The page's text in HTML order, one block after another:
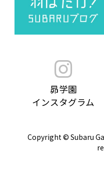
昴学園
インスタグラム
Copyright © Subaru